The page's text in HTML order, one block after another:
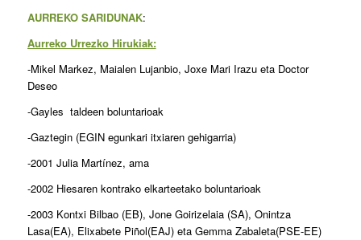
AURREKO SARIDUNAK:
Aurreko Urrezko Hirukiak:
-Mikel Markez, Maialen Lujanbio, Joxe Mari Irazu eta Doctor
Deseo
-Gayles taldeen boluntarioak
-Gaztegin (EGIN egunkari itxiaren gehigarria)
-2001 Julia Martínez, ama
-2002 Hiesaren kontrako elkarteetako boluntarioak
-2003 Kontxi Bilbao (EB), Jone Goirizelaia (SA), Onintza
Lasa(EA), Elixabete Piñol(EAJ) eta Gemma Zabaleta(PSE-EE)